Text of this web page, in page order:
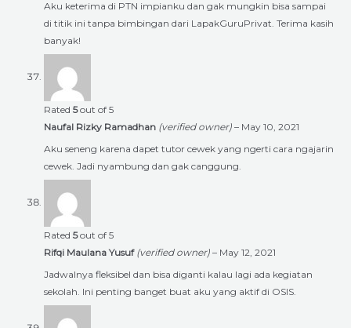
Aku keterima di PTN impianku dan gak mungkin bisa sampai
di titik ini tanpa bimbingan dari LapakGuruPrivat. Terima kasih
banyak!
Rated 5out of 5
Naufal Rizky Ramadhan (verified owner) – May 10, 2021
Aku seneng karena dapet tutor cewek yang ngerti cara ngajarin
cewek. Jadi nyambung dan gak canggung.
Rated 5out of 5
Rifqi Maulana Yusuf (verified owner) – May 12, 2021
Jadwalnya fleksibel dan bisa diganti kalau lagi ada kegiatan
sekolah. Ini penting banget buat aku yang aktif di OSIS.